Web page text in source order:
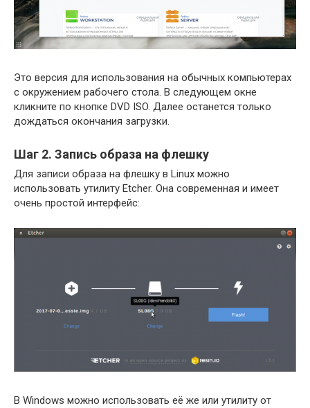
Это версия для использования на обычных компьютерах
с окружением рабочего стола. В следующем окне
кликните по кнопке DVD ISO. Далее останется только
дождаться окончания загрузки.
Шаг 2. Запись образа на флешку
Для записи образа на флешку в Linux можно
использовать утилиту Etcher. Она современная и имеет
очень простой интерфейс:
В Windows можно использовать её же или утилиту от